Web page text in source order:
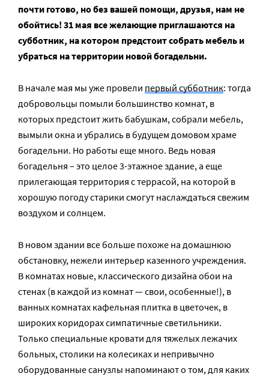
почти готово, но без вашей помощи, друзья, нам не
обойтись! 31 мая все желающие приглашаются на
субботник, на котором предстоит собрать мебель и
убраться на территории новой богадельни.
В начале мая мы уже провели первый субботник: тогда
добровольцы помыли большинство комнат, в
которых предстоит жить бабушкам, собрали мебель,
вымыли окна и убрались в будущем домовом храме
богадельни. Но работы еще много. Ведь новая
богадельня – это целое 3-этажное здание, а еще
прилегающая территория с террасой, на которой в
хорошую погоду старики смогут наслаждаться свежим
воздухом и солнцем.
В новом здании все больше похоже на домашнюю
обстановку, нежели интерьер казенного учреждения.
В комнатах новые, классического дизайна обои на
стенах (в каждой из комнат — свои, особенные!), в
ванных комнатах кафельная плитка в цветочек, в
широких коридорах симпатичные светильники.
Только специальные кровати для тяжелых лежачих
больных, столики на колесиках и непривычно
оборудованные санузлы напоминают о том, для каких